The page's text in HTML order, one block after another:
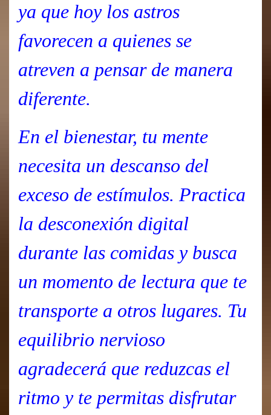
ya que hoy los astros
favorecen a quienes se
atreven a pensar de manera
diferente.
En el bienestar, tu mente
necesita un descanso del
exceso de estímulos. Practica
la desconexión digital
durante las comidas y busca
un momento de lectura que te
transporte a otros lugares. Tu
equilibrio nervioso
agradecerá que reduzcas el
ritmo y te permitas disfrutar